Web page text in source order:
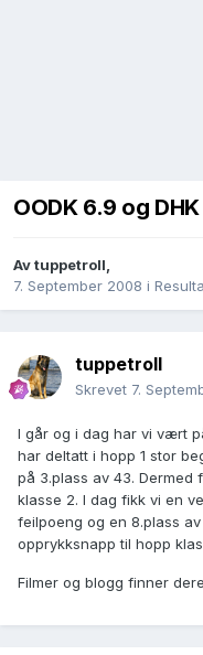
OODK 6.9 og
Avtuppetroll,
7. September 2008 i
tuppetroll
Skrevet 7.
I går og i dag har vi vært
har deltatt i hopp 1 stor
på 3.plass av 43. Dermed
klasse 2. I dag fikk vi en
feilpoeng og en 8.plass
opprykksnapp til hopp
Filmer og blogg finner dere